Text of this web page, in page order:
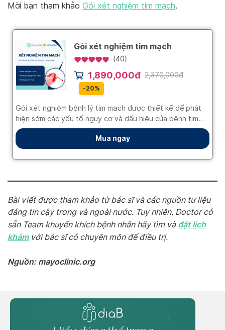
Mời bạn tham khảo Gói xét nghiệm tim mạch.
Bài viết được tham khảo từ bác sĩ và các nguồn tư liệu
đáng tin cậy trong và ngoài nước. Tuy nhiên, Doctor có
sẵn Team khuyến khích bệnh nhân hãy tìm và đặt lịch
khámvới bác sĩ có chuyên môn để điều trị.
Nguồn: mayoclinic.org